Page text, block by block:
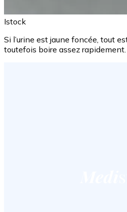
Istock
Si l’urine est jaune foncée, tout
toutefois boire assez rapidement.